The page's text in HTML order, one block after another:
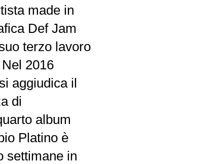
made in
Def Jam
terzo lavoro
2016
aggiudica il
di
album
Platino è
settimane in